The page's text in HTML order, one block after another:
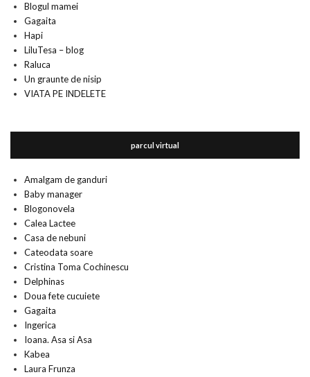
Blogul mamei
Gagaita
Hapi
LiluTesa – blog
Raluca
Un graunte de nisip
VIATA PE INDELETE
parcul virtual
Amalgam de ganduri
Baby manager
Blogonovela
Calea Lactee
Casa de nebuni
Cateodata soare
Cristina Toma Cochinescu
Delphinas
Doua fete cucuiete
Gagaita
Ingerica
Ioana. Asa si Asa
Kabea
Laura Frunza